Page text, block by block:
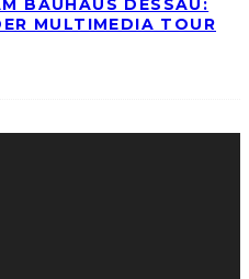
BAUHAUS DESSAU:
MULTIMEDIA TOUR